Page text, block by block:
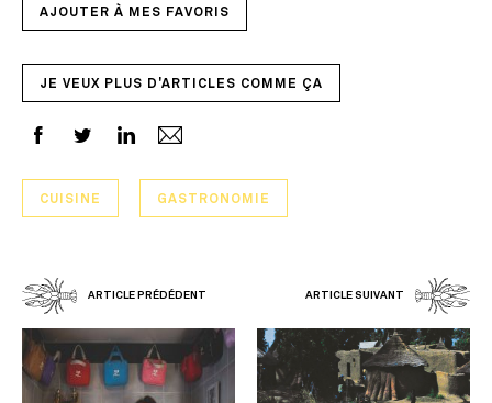
AJOUTER À MES FAVORIS
JE VEUX PLUS D'ARTICLES COMME ÇA
CUISINE GASTRONOMIE
ARTICLE PRÉDÉDENT ARTICLE SUIVANT